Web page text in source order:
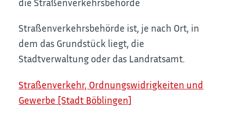
Straßenverkehrsbehörde ist, je nach Ort, in
dem das Grundstück liegt, die
Stadtverwaltung oder das Landratsamt.
Straßenverkehr, Ordnungswidrigkeiten und
Gewerbe [Stadt Böblingen]